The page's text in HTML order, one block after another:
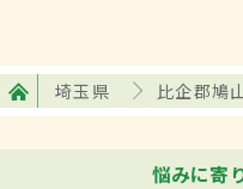
埼玉県 比企郡鳩
悩みに寄